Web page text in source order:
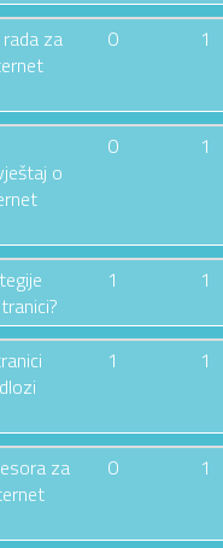
za
0 1
o
0 1
1 1
1 1
za
0 1